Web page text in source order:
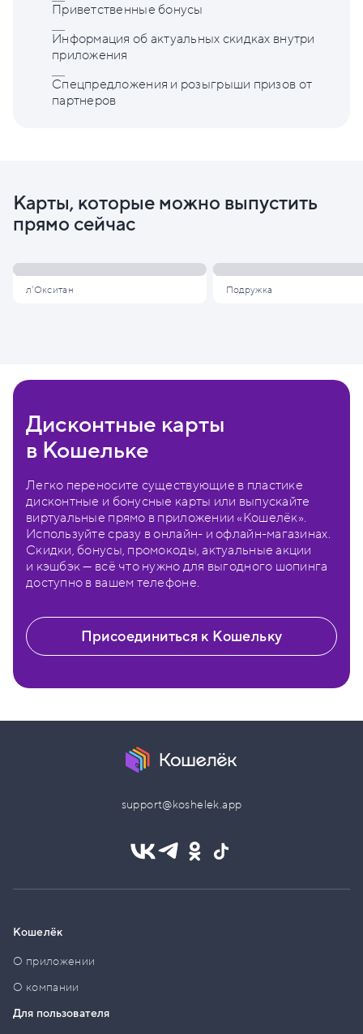
Приветственные бонусы
Информация об актуальных скидках внутри
приложения
Спецпредложения и розыгрыши призов от
партнеров
Карты, которые можно выпустить
прямо сейчас
л'Окситан Подружка
Дисконтные карты
в Кошельке
Легко переносите существующие в пластике
дисконтные и бонусные карты или выпускайте
виртуальные прямо в приложении «Кошелёк».
Используйте сразу в онлайн- и офлайн-магазинах.
Скидки, бонусы, промокоды, актуальные акции
и кэшбэк — всё что нужно для выгодного шопинга
доступно в вашем телефоне.
Присоединиться к Кошельку
support@koshelek.app
Кошелёк
О приложении
О компании
Для пользователя